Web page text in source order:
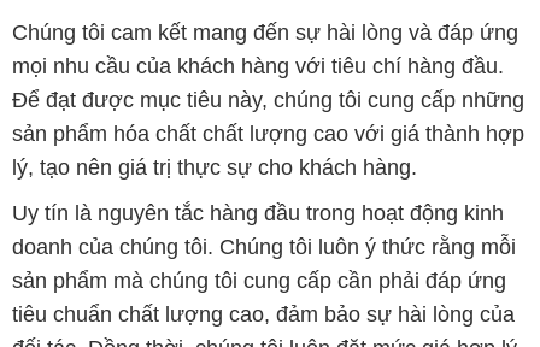
lý, tạo nên giá trị thực sự cho khách hàng.
Uy tín là nguyên tắc hàng đầu trong hoạt động kinh
doanh của chúng tôi. Chúng tôi luôn ý thức rằng mỗi
sản phẩm mà chúng tôi cung cấp cần phải đáp ứng
tiêu chuẩn chất lượng cao, đảm bảo sự hài lòng của
đối tác. Đồng thời, chúng tôi luôn đặt mức giá hợp lý,
nhằm tạo điều kiện cho sự phát triển và sự tồn tại
bền vững trên con đường phía trước.
Công ty Hóa Chất Đắc Trường Phát có khả năng đáp